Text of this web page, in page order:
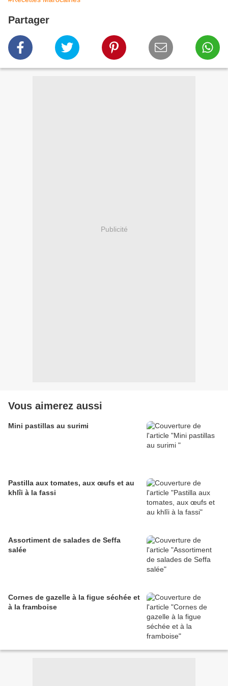
Partager
Publicité
Vous aimerez aussi
Mini pastillas au surimi
Pastilla aux tomates, aux œufs et au
khlîi à la fassi
Assortiment de salades de Seffa
salée
Cornes de gazelle à la figue séchée et
à la framboise